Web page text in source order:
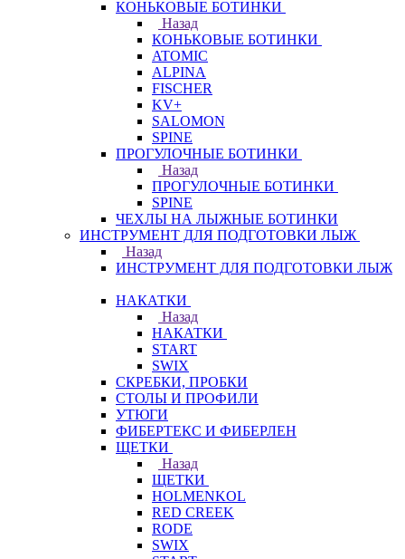
КОНЬКОВЫЕ БОТИНКИ
Назад
КОНЬКОВЫЕ БОТИНКИ
ATOMIC
ALPINA
FISCHER
KV+
SALOMON
SPINE
ПРОГУЛОЧНЫЕ БОТИНКИ
Назад
ПРОГУЛОЧНЫЕ БОТИНКИ
SPINE
ЧЕХЛЫ НА ЛЫЖНЫЕ БОТИНКИ
ИНСТРУМЕНТ ДЛЯ ПОДГОТОВКИ ЛЫЖ
Назад
ИНСТРУМЕНТ ДЛЯ ПОДГОТОВКИ ЛЫЖ
НАКАТКИ
Назад
НАКАТКИ
START
SWIX
СКРЕБКИ, ПРОБКИ
СТОЛЫ И ПРОФИЛИ
УТЮГИ
ФИБЕРТЕКС И ФИБЕРЛЕН
ЩЕТКИ
Назад
ЩЕТКИ
HOLMENKOL
RED CREEK
RODE
SWIX